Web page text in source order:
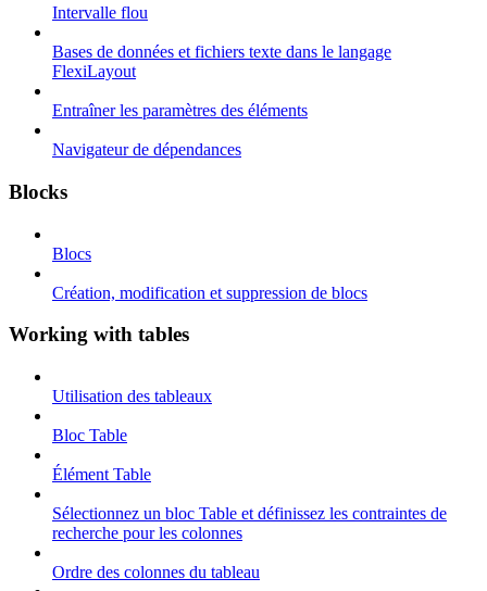
Intervalle flou
Bases de données et fichiers texte dans le langage
FlexiLayout
Entraîner les paramètres des éléments
Navigateur de dépendances
Blocks
Blocs
Création, modification et suppression de blocs
Working with tables
Utilisation des tableaux
Bloc Table
Élément Table
Sélectionnez un bloc Table et définissez les contraintes de
recherche pour les colonnes
Ordre des colonnes du tableau